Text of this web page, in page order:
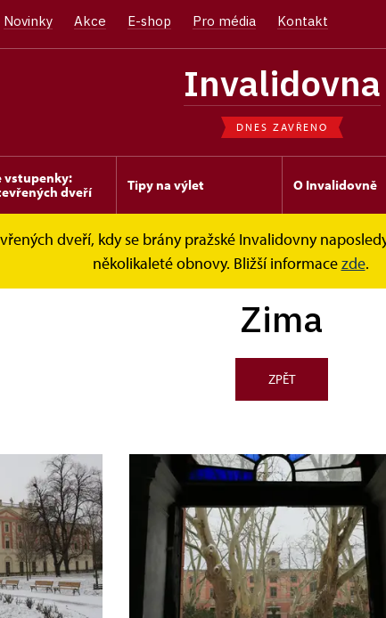
Novinky Akce E-shop Pro média Kontakt
Invalidovna
DNES ZAVŘENO
vstupenky:
dveří
Tipy na výlet O Invalidovně
dveří, kdy se brány pražské Invalidovny
několikaleté obnovy. Bližší informacezde.
Zima
ZPĚT